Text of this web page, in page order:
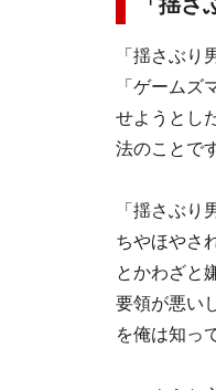
「揺さぶり
「ゲーム
せようとし
法のことで
「揺さぶ
ちやほやさ
とかわざと
要領が悪い
を俺は知っ